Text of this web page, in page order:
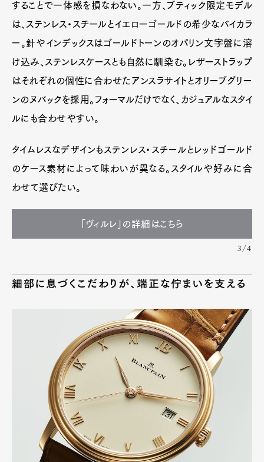
することで一体感を損なわない。一方、ブティック限定モデル
は、ステンレス・スチールとイエローゴールドの希少なバイカラ
ー。針やインデックスはゴールドトーンのオパリン文字盤に溶
け込み、ステンレスケースとも自然に馴染む。レザーストラップ
はそれぞれの個性に合わせたアンスラサイトとオリーブグリー
ンのヌバックを採用。フォーマルだけでなく、カジュアルなスタイ
ルにも合わせやすい。
タイムレスなデザインもステンレス・スチールとレッドゴールド
のケース素材によって味わいが異なる。スタイルや好みに合
わせて選びたい。
「ヴィルレ」の詳細はこちら
3/4
細部に息づくこだわりが、端正な佇まいを支える